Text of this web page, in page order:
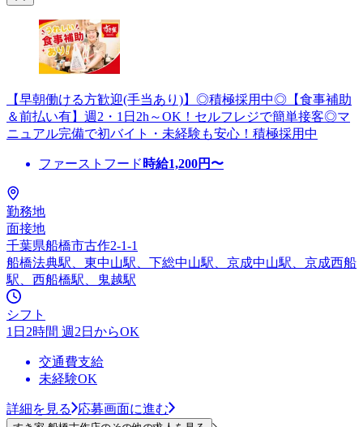
【早朝働ける方歓迎(手当あり)】◎積極採用中◎【食事補助
＆前払い有】週2・1日2h～OK！セルフレジで簡単接客◎マ
ニュアル完備で初バイト・未経験も安心！積極採用中
ファーストフード 時給1,200円〜
勤務地
面接地
千葉県船橋市古作2-1-1
船橋法典駅、東中山駅、下総中山駅、京成中山駅、京成西船
駅、西船橋駅、鬼越駅
シフト
1日2時間 週2日からOK
交通費支給
未経験OK
詳細を見る 応募画面に進む